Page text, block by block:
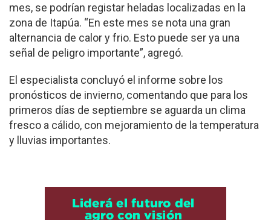
mes, se podrían registar heladas localizadas en la
zona de Itapúa. “En este mes se nota una gran
alternancia de calor y frio. Esto puede ser ya una
señal de peligro importante”, agregó.
El especialista concluyó el informe sobre los
pronósticos de invierno, comentando que para los
primeros días de septiembre se aguarda un clima
fresco a cálido, con mejoramiento de la temperatura
y lluvias importantes.